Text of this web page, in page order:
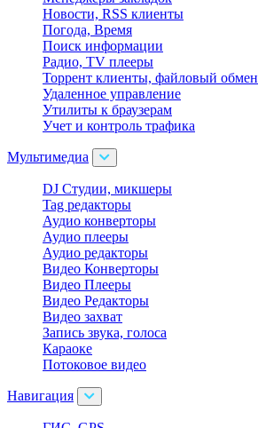
Новости, RSS клиенты
Погода, Время
Поиск информации
Радио, TV плееры
Торрент клиенты, файловый обмен
Удаленное управление
Утилиты к браузерам
Учет и контроль трафика
Мультимедиа
DJ Студии, микшеры
Tag редакторы
Аудио конверторы
Аудио плееры
Аудио редакторы
Видео Конверторы
Видео Плееры
Видео Редакторы
Видео захват
Запись звука, голоса
Караоке
Потоковое видео
Навигация